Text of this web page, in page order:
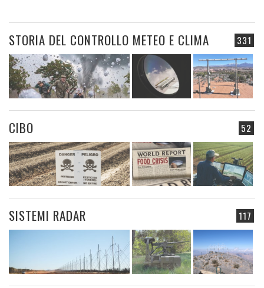
331
STORIA DEL CONTROLLO METEO E CLIMA
52
CIBO
117
SISTEMI RADAR